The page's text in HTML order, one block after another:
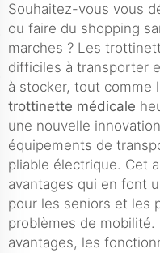
Souhaitez-vous vous
ou faire du shopping
marches ? Les
difficiles à transporter
à stocker, tout comme
trottinette médicale
une nouvelle
équipements de
pliable électrique. Cet
avantages qui en font
pour les seniors et les
problèmes de
avantages, les